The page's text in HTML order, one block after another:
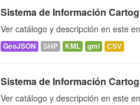
Sistema de Información
Ver catálogo y descripción en este
GeoJSON SHP KML gml CSV
Sistema de Información
Ver catálogo y descripción en este